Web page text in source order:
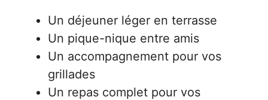
Un déjeuner léger en terrasse
Un pique-nique entre amis
Un accompagnement pour vos
grillades
Un repas complet pour vos